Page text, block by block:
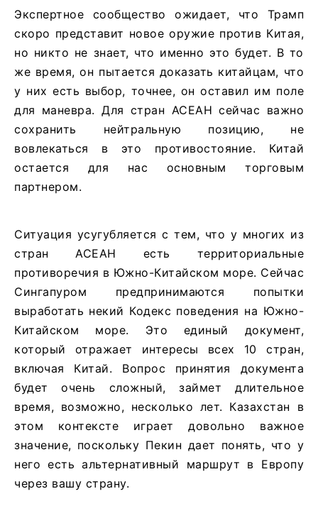
Экспертное сообщество ожидает, что Трамп
скоро представит новое оружие против Китая,
но никто не знает, что именно это будет. В то
же время, он пытается доказать китайцам, что
у них есть выбор, точнее, он оставил им поле
для маневра. Для стран АСЕАН сейчас важно
сохранить нейтральную позицию, не
вовлекаться в это противостояние. Китай
остается для нас основным торговым
партнером.
Ситуация усугубляется с тем, что у многих из
стран АСЕАН есть территориальные
противоречия в Южно-Китайском море. Сейчас
Сингапуром предпринимаются попытки
выработать некий Кодекс поведения на Южно-
Китайском море. Это единый документ,
который отражает интересы всех 10 стран,
включая Китай. Вопрос принятия документа
будет очень сложный, займет длительное
время, возможно, несколько лет. Казахстан в
этом контексте играет довольно важное
значение, поскольку Пекин дает понять, что у
него есть альтернативный маршрут в Европу
через вашу страну.